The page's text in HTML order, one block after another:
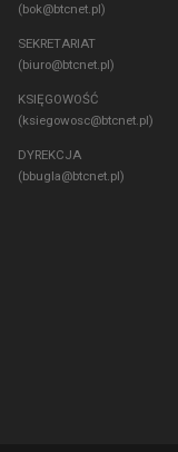
(bok@btcnet.pl)
SEKRETARIAT
(biuro@btcnet.pl)
KSIĘGOWOŚĆ
(ksiegowosc@btcnet.pl)
DYREKCJA
(bbugla@btcnet.pl)